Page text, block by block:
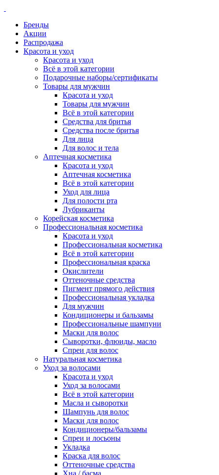
Бренды
Акции
Распродажа
Красота и уход
Красота и уход
Всё в этой категории
Подарочные наборы/сертификаты
Товары для мужчин
Красота и уход
Товары для мужчин
Всё в этой категории
Средства для бритья
Средства после бритья
Для лица
Для волос и тела
Аптечная косметика
Красота и уход
Аптечная косметика
Всё в этой категории
Уход для лица
Для полости рта
Лубриканты
Корейская косметика
Профессиональная косметика
Красота и уход
Профессиональная косметика
Всё в этой категории
Профессиональная краска
Окислители
Оттеночные средства
Пигмент прямого действия
Профессиональная укладка
Для мужчин
Кондиционеры и бальзамы
Профессиональные шампуни
Маски для волос
Сыворотки, флюиды, масло
Спреи для волос
Натуральная косметика
Уход за волосами
Красота и уход
Уход за волосами
Всё в этой категории
Масла и сыворотки
Шампунь для волос
Маски для волос
Кондиционеры/бальзамы
Спреи и лосьоны
Укладка
Краска для волос
Оттеночные средства
Хна / басма